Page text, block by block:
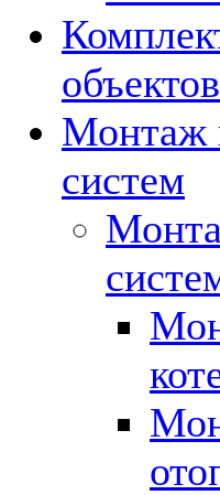
объектов
Монтаж
систем